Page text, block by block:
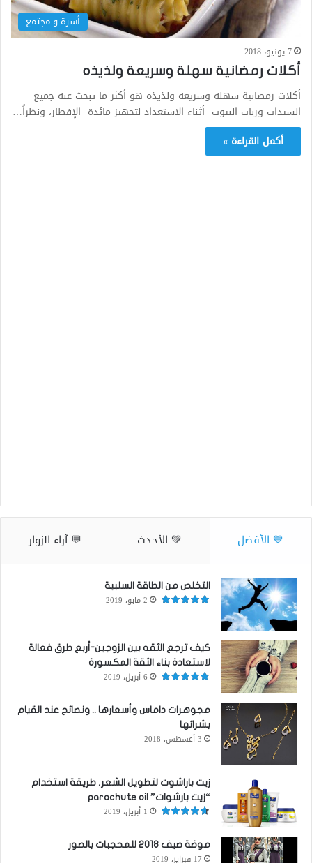
أسرة و مجتمع
7 يونيو، 2018
أكلات رمضانية سهلة وسريعة ولذيذه
أكلات رمضانية سهله وسريعه ولذيذه هو أكثر ما تبحث عنه جميع
السيدات وربات البيوت أثناء الاستعداد لتجهيز مائدة الإفطار، ونظراً…
أكمل القراءة »
💙 الأفضل 💚 الأحدث 💬 آراء الزوار
التخلص من الطاقة السلبية
2 مايو، 2019
كيف ترجع الثقه بين الزوجين-أربع طرق فعالة
لاستعادة بناء الثقة المكسورة
6 أبريل، 2019
مجوهرات داماس وأسعارها .. ونصائح عند القيام
بشرائها
3 أغسطس، 2018
زيت باراشوت لتطويل الشعر, طريقة استخدام
“زيت بارشوات” parachute oil
1 أبريل، 2019
موضة صيف 2018 للمحجبات بالصور
17 فبراير، 2019